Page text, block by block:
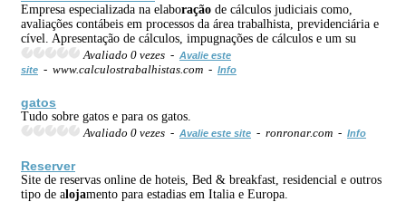
Empresa especializada na elaboração de cálculos judiciais como,
avaliações contábeis em processos da área trabalhista, previdenciária e
cível. Apresentação de cálculos, impugnações de cálculos e um su
Avaliado 0 vezes - Avalie este
site - www.calculostrabalhistas.com - Info
gatos
Tudo sobre gatos e para os gatos.
Avaliado 0 vezes - Avalie este site - ronronar.com - Info
Reserver
Site de reservas online de hoteis, Bed & breakfast, residencial e outros
tipo de alojamento para estadias em Italia e Europa.